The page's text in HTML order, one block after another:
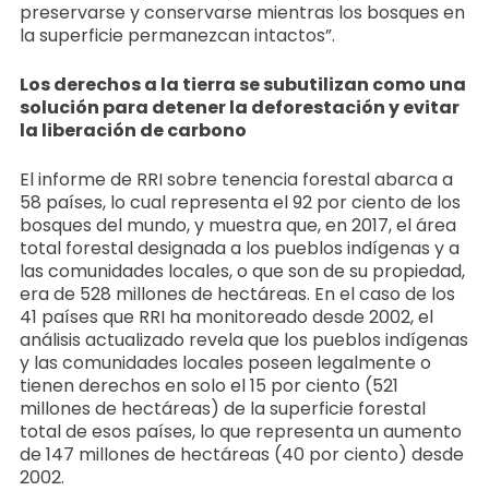
preservarse y conservarse mientras los bosques en
la superficie permanezcan intactos”.
Los derechos a la tierra se subutilizan como una
solución para detener la deforestación y evitar
la liberación de carbono
El informe de RRI sobre tenencia forestal abarca a
58 países, lo cual representa el 92 por ciento de los
bosques del mundo, y muestra que, en 2017, el área
total forestal designada a los pueblos indígenas y a
las comunidades locales, o que son de su propiedad,
era de 528 millones de hectáreas. En el caso de los
41 países que RRI ha monitoreado desde 2002, el
análisis actualizado revela que los pueblos indígenas
y las comunidades locales poseen legalmente o
tienen derechos en solo el 15 por ciento (521
millones de hectáreas) de la superficie forestal
total de esos países, lo que representa un aumento
de 147 millones de hectáreas (40 por ciento) desde
2002.